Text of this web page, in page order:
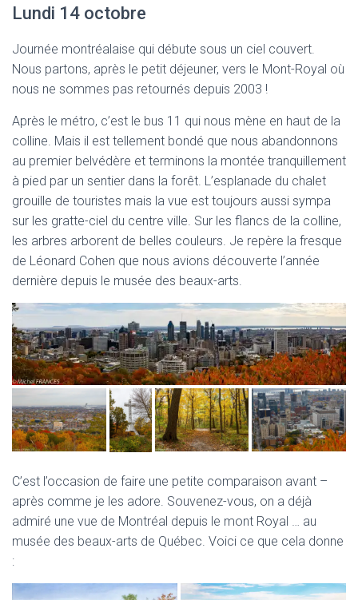
Lundi 14 octobre
Journée montréalaise qui débute sous un ciel couvert.
Nous partons, après le petit déjeuner, vers le Mont-Royal où
nous ne sommes pas retournés depuis 2003 !
Après le métro, c’est le bus 11 qui nous mène en haut de la
colline. Mais il est tellement bondé que nous abandonnons
au premier belvédère et terminons la montée tranquillement
à pied par un sentier dans la forêt. L’esplanade du chalet
grouille de touristes mais la vue est toujours aussi sympa
sur les gratte-ciel du centre ville. Sur les flancs de la colline,
les arbres arborent de belles couleurs. Je repère la fresque
de Léonard Cohen que nous avions découverte l’année
dernière depuis le musée des beaux-arts.
C’est l’occasion de faire une petite comparaison avant –
après comme je les adore. Souvenez-vous, on a déjà
admiré une vue de Montréal depuis le mont Royal … au
musée des beaux-arts de Québec. Voici ce que cela donne
: